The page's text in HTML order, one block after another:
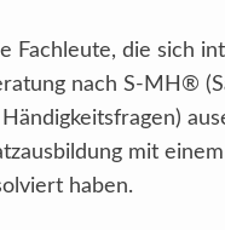
Fachleute, die sich
nach S-MH®
mit
haben.